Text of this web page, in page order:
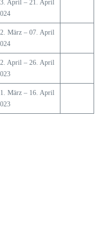
April – 21. April
März – 07. April
April – 26. April
März – 16. April